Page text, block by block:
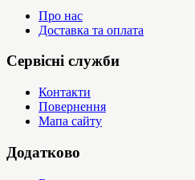
Про нас
Доставка та оплата
Сервісні служби
Контакти
Повернення
Мапа сайту
Додатково